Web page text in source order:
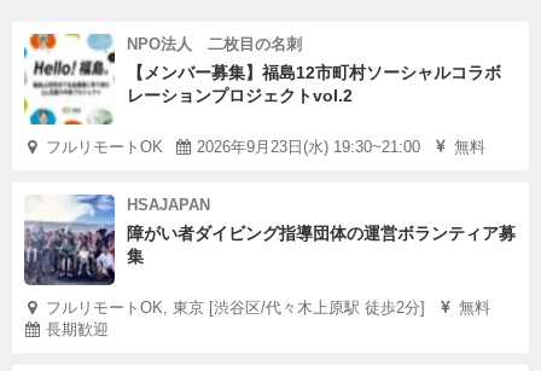
NPO法人 二枚目の名刺
【メンバー募集】福島12市町村ソーシャルコラボ
レーションプロジェクトvol.2
フルリモートOK 2026年9月23日(水) 19:30~21:00 無料
HSAJAPAN
障がい者ダイビング指導団体の運営ボランティア募
集
フルリモートOK, 東京 [渋谷区/代々木上原駅 徒歩2分]
無料
長期歓迎